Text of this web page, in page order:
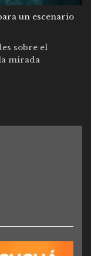
un escenario
sobre el
mirada